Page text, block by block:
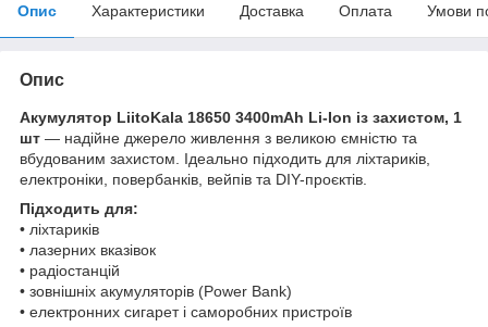
Опис Характеристики Доставка Оплата Умови
Опис
Акумулятор LiitoKala 18650 3400mAh Li-Ion із захистом, 1
шт — надійне джерело живлення з великою ємністю та
вбудованим захистом. Ідеально підходить для ліхтариків,
електроніки, повербанків, вейпів та DIY-проєктів.
Підходить для:
• ліхтариків
• лазерних вказівок
• радіостанцій
• зовнішніх акумуляторів (Power Bank)
• електронних сигарет і саморобних пристроїв